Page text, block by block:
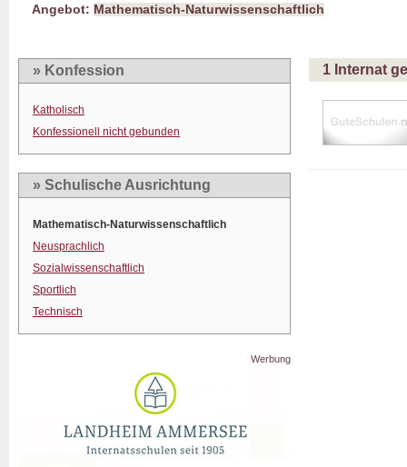
Angebot: Mathematisch-Naturwissenschaftlich
» Konfession
Katholisch
Konfessionell nicht gebunden
» Schulische Ausrichtung
Mathematisch-Naturwissenschaftlich
Neusprachlich
Sozialwissenschaftlich
Sportlich
Technisch
Werbung
1 Internat